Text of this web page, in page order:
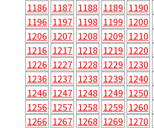
1186 1187 1188 1189 1190
1196 1197 1198 1199 1200
1206 1207 1208 1209 1210
1216 1217 1218 1219 1220
1226 1227 1228 1229 1230
1236 1237 1238 1239 1240
1246 1247 1248 1249 1250
1256 1257 1258 1259 1260
1266 1267 1268 1269 1270